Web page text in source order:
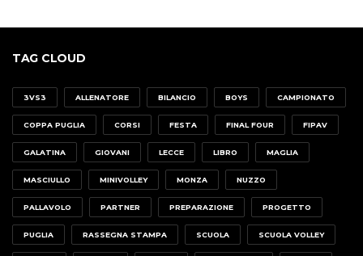
TAG CLOUD
3VS3 ALLENATORE BILANCIO BOYS CAMPIONATO
COPPA PUGLIA CORSI FESTA FINAL FOUR FIPAV
GALATINA GIOVANI LECCE LIBRO MAGLIA
MASCIULLO MINIVOLLEY MONZA NUZZO
PALLAVOLO PARTNER PREPARAZIONE PROGETTO
PUGLIA RASSEGNA STAMPA SCUOLA SCUOLA VOLLEY